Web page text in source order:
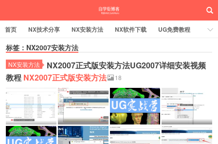
首页 NX技术分享 NX安装方法 NX软件下载
UG免费教程
UG编程加工
SW安装方法
UG实战营
标签：NX2007安装方法
NX安装方法
NX2007正式版安装方法UG2007详细安装视频
教程 NX2007正式版安装方法 18